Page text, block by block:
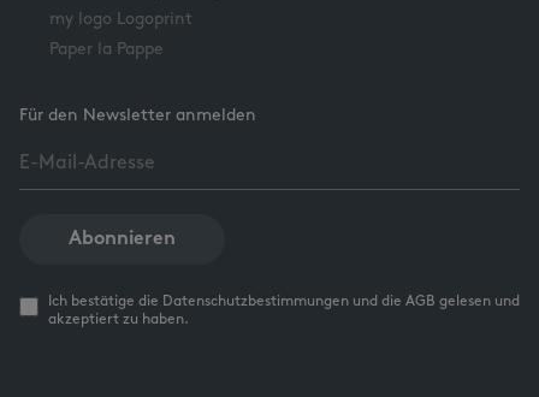
my logo Logoprint
Paper la Pappe
Für den Newsletter anmelden
Abonnieren
Ich bestätige die Datenschutzbestimmungen und die AGB gelesen und
akzeptiert zu haben.